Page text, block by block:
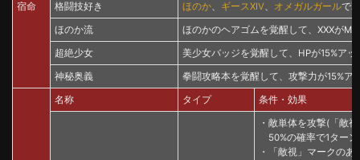
宿命 格闘技好き ほのか、 ギースXIV、 オメガルガールで
ほのか流 ほのかのヘアゴムを覚醒して、XXXが
超絶少女 美少女バッジを覚醒して、HPが15%アッ
神秘奥義 拳闘攻略本を覚醒して、攻撃力が15%ア
名称 タイプ 条件・効果
・敵単体を攻撃(「敵
50%の確率で1ター
・「敵視」マークの